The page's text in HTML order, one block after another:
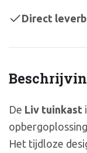
De Liv tuinkast
Het tijdloze
Direct